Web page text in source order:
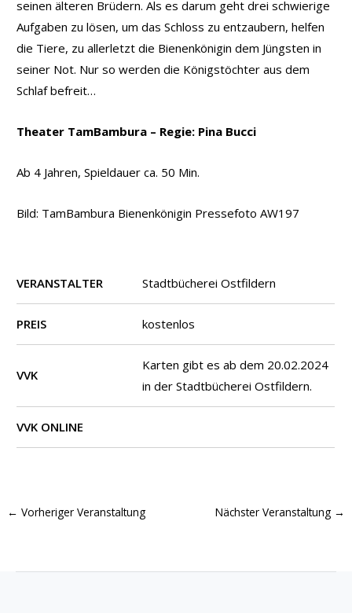
seinen älteren Brüdern. Als es darum geht drei schwierige
Aufgaben zu lösen, um das Schloss zu entzaubern, helfen
die Tiere, zu allerletzt die Bienenkönigin dem Jüngsten in
seiner Not. Nur so werden die Königstöchter aus dem
Schlaf befreit…
Theater TamBambura – Regie: Pina Bucci
Ab 4 Jahren, Spieldauer ca. 50 Min.
Bild: TamBambura Bienenkönigin Pressefoto AW197
VERANSTALTER Stadtbücherei Ostfildern
PREIS kostenlos
VVK
Karten gibt es ab dem 20.02.2024
in der Stadtbücherei Ostfildern.
VVK ONLINE
← Vorheriger Veranstaltung Nächster Veranstaltung →